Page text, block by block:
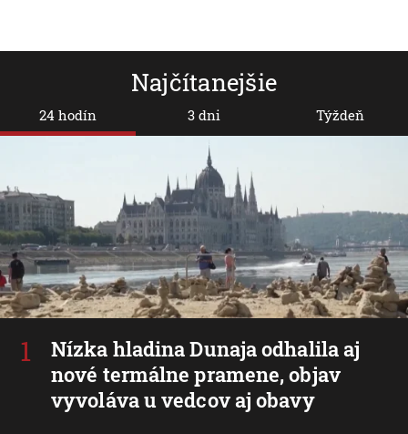
Najčítanejšie
24 hodín
Nízka hladina Dunaja odhalila aj
nové termálne pramene, objav
vyvoláva u vedcov aj obavy
3 dni Týždeň